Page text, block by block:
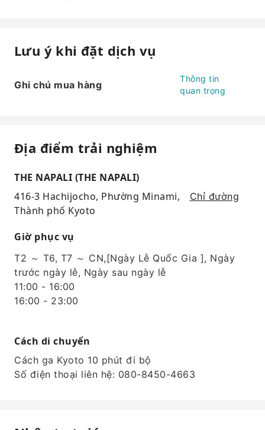
Lưu ý khi đặt dịch vụ
Ghi chú mua hàng
Thông tin
quan trọng
Địa điểm trải nghiệm
THE NAPALI (THE NAPALI)
416-3 Hachijocho, Phường Minami,
Thành phố Kyoto
Chỉ đường
Giờ phục vụ
T2 ～ T6, T7 ～ CN,[Ngày Lễ Quốc Gia ], Ngày
trước ngày lễ, Ngày sau ngày lễ
11:00 - 16:00
16:00 - 23:00
Cách di chuyển
Cách ga Kyoto 10 phút đi bộ
Số điện thoại liên hệ: 080-8450-4663